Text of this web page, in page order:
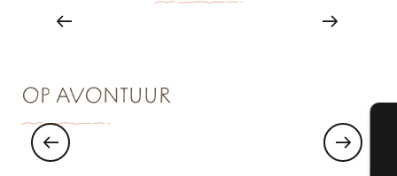
OP AVONTUUR
Vrouwelijke beïnvloeders ontvangen op een
boottocht